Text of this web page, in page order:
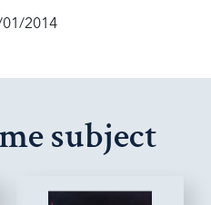
2014
subject